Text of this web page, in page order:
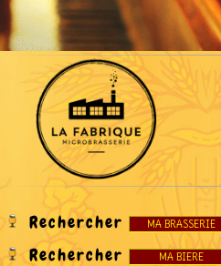
Rechercher
Rechercher